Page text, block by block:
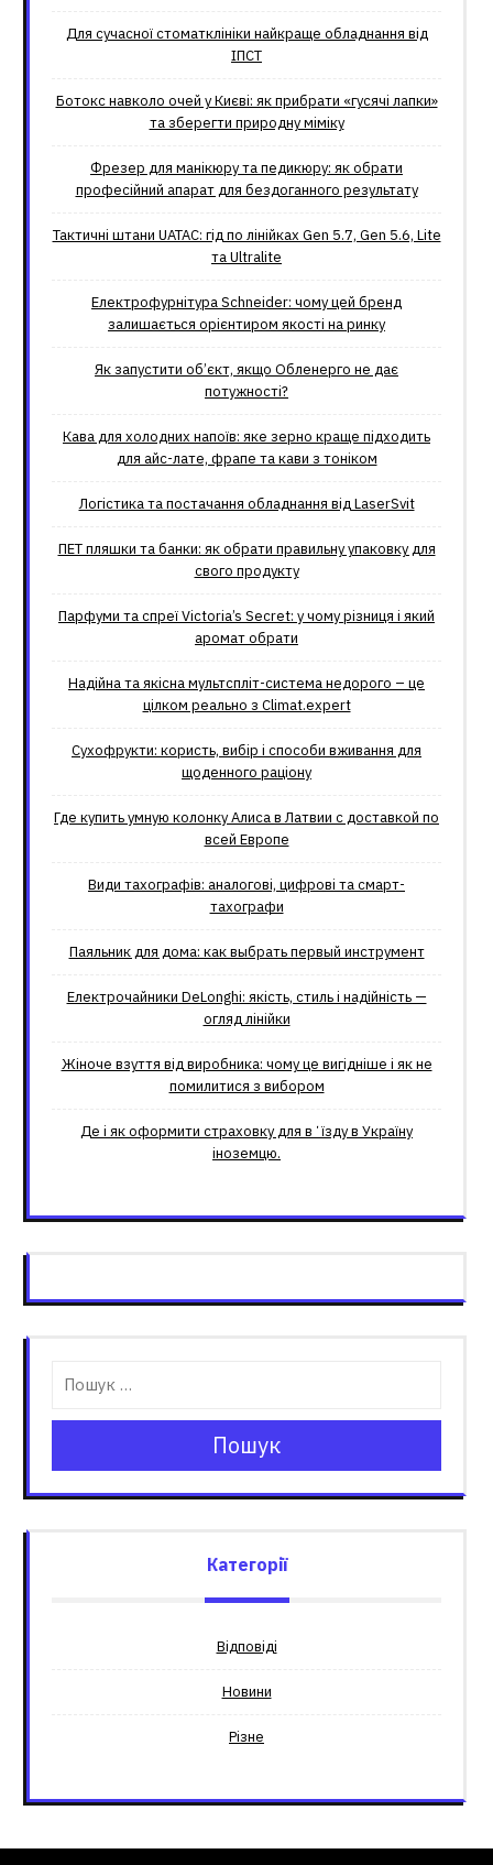
Для сучасної стоматклініки найкраще обладнання від
ІПСТ
Ботокс навколо очей у Києві: як прибрати «гусячі лапки»
та зберегти природну міміку
Фрезер для манікюру та педикюру: як обрати
професійний апарат для бездоганного результату
Тактичні штани UATAC: гід по лінійках Gen 5.7, Gen 5.6, Lite
та Ultralite
Електрофурнітура Schneider: чому цей бренд
залишається орієнтиром якості на ринку
Як запустити об’єкт, якщо Обленерго не дає
потужності?
Кава для холодних напоїв: яке зерно краще підходить
для айс-лате, фрапе та кави з тоніком
Логістика та постачання обладнання від LaserSvit
ПЕТ пляшки та банки: як обрати правильну упаковку для
свого продукту
Парфуми та спреї Victoria’s Secret: у чому різниця і який
аромат обрати
Надійна та якісна мультспліт-система недорого – це
цілком реально з Climat.еxpert
Сухофрукти: користь, вибір і способи вживання для
щоденного раціону
Где купить умную колонку Алиса в Латвии с доставкой по
всей Европе
Види тахографів: аналогові, цифрові та смарт-
тахографи
Паяльник для дома: как выбрать первый инструмент
Електрочайники DeLonghi: якість, стиль і надійність —
огляд лінійки
Жіноче взуття від виробника: чому це вигідніше і як не
помилитися з вибором
Де і як оформити страховку для вʼїзду в Україну
іноземцю.
Пошук
Категорії
Відповіді
Новини
Різне